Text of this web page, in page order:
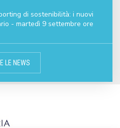
di sostenibilità: i nuovi
- martedì 9 settembre ore
LE NEWS